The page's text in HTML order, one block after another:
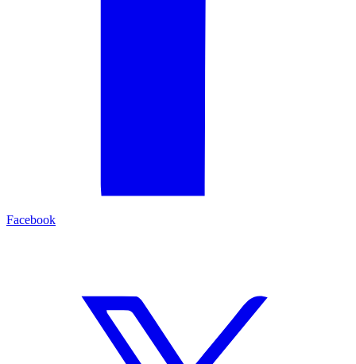
Facebook